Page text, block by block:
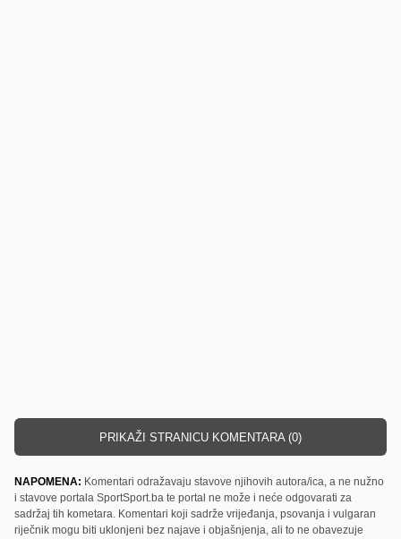
PRIKAŽI STRANICU KOMENTARA (0)
NAPOMENA: Komentari odražavaju stavove njihovih autora/ica, a ne nužno
i stavove portala SportSport.ba te portal ne može i neće odgovarati za
sadržaj tih kometara. Komentari koji sadrže vrijeđanja, psovanja i vulgaran
riječnik mogu biti uklonjeni bez najave i objašnjenja, ali to ne obavezuje